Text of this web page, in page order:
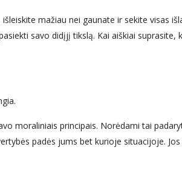
mažiau nei gaunate ir sekite visas
savo didįjį tikslą. Kai aiškiai suprasite,
moraliniais principais. Norėdami tai
padės jums bet kurioje situacijoje.